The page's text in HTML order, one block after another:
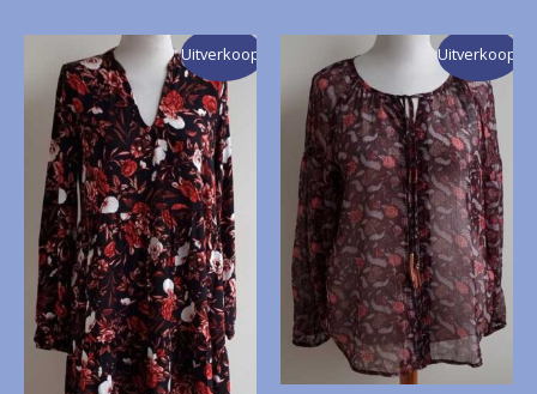
Uitverkoop! Uitverkoop!